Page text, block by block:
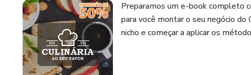
Preparamos um e-book completo
para você montar o seu negócio
nicho e começar a aplicar os